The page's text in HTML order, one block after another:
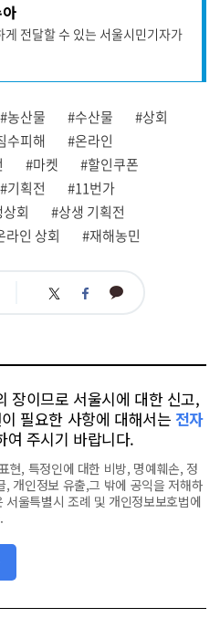
게 전달할 수 있는 서울시민기자가
#농산물 #수산물
#상회
수피해
#온라인
#마켓
#할인쿠폰
#기획전
#11번가
회
#상생 기획전
라인 상회 #재해농민
트 페 카
장이므로 서울시에 대한 신고,
필요한 사항에 대해서는 전자
여 주시기 바랍니다.
현, 특정인에 대한 비방, 명예훼손, 정
개인정보 유출,그 밖에 공익을 저해하
울특별시 조례 및 개인정보보호법에